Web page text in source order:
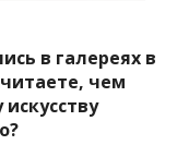
в галереях в
чем